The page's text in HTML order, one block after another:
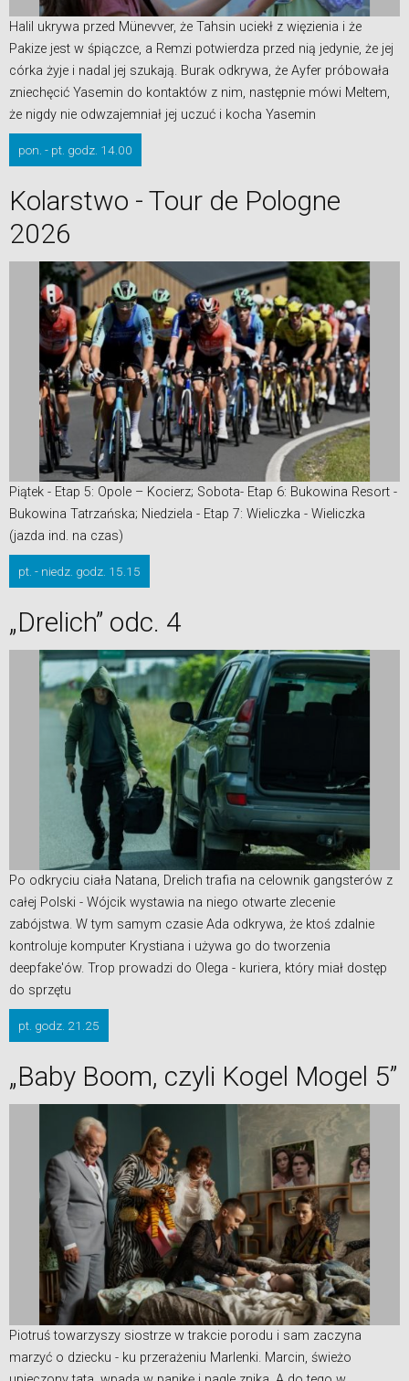
Halil ukrywa przed Münevver, że Tahsin uciekł z więzienia i że
Pakize jest w śpiączce, a Remzi potwierdza przed nią jedynie, że jej
córka żyje i nadal jej szukają. Burak odkrywa, że Ayfer próbowała
zniechęcić Yasemin do kontaktów z nim, następnie mówi Meltem,
że nigdy nie odwzajemniał jej uczuć i kocha Yasemin
pon. - pt. godz. 14.00
Kolarstwo - Tour de Pologne
2026
Piątek - Etap 5: Opole – Kocierz; Sobota- Etap 6: Bukowina Resort -
Bukowina Tatrzańska; Niedziela - Etap 7: Wieliczka - Wieliczka
(jazda ind. na czas)
pt. - niedz. godz. 15.15
„Drelich” odc. 4
Po odkryciu ciała Natana, Drelich trafia na celownik gangsterów z
całej Polski - Wójcik wystawia na niego otwarte zlecenie
zabójstwa. W tym samym czasie Ada odkrywa, że ktoś zdalnie
kontroluje komputer Krystiana i używa go do tworzenia
deepfake'ów. Trop prowadzi do Olega - kuriera, który miał dostęp
do sprzętu
pt. godz. 21.25
„Baby Boom, czyli Kogel Mogel 5”
Piotruś towarzyszy siostrze w trakcie porodu i sam zaczyna
marzyć o dziecku - ku przerażeniu Marlenki. Marcin, świeżo